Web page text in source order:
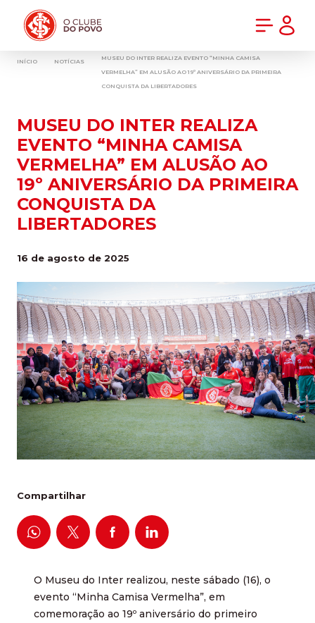
INÍCIO NOTÍCIAS
MUSEU DO INTER REALIZA EVENTO “MINHA CAMISA
VERMELHA” EM ALUSÃO AO 19º ANIVERSÁRIO DA PRIMEIRA
CONQUISTA DA LIBERTADORES
MUSEU DO INTER REALIZA
EVENTO “MINHA CAMISA
VERMELHA” EM ALUSÃO AO
19º ANIVERSÁRIO DA PRIMEIRA
CONQUISTA DA
LIBERTADORES
16 de agosto de 2025
Compartilhar
O Museu do Inter realizou, neste sábado (16), o
evento “Minha Camisa Vermelha”, em
comemoração ao 19º aniversário do primeiro